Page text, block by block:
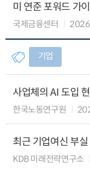
미 연준 포워드 가
국제금융센터
기업
사업체의 AI 도입
한국노동연구원
최근 기업여신 부
KDB 미래전략연구소